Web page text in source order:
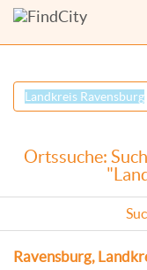
Ortssuche:
Ravensburg,